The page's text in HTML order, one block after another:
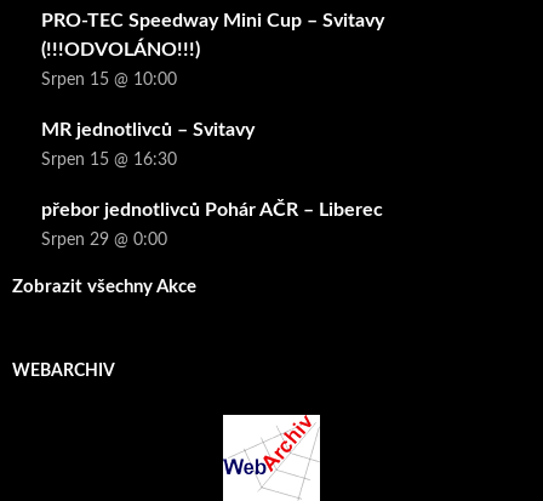
PRO-TEC Speedway Mini Cup – Svitavy
(!!!ODVOLÁNO!!!)
Srpen 15 @ 10:00
MR jednotlivců – Svitavy
Srpen 15 @ 16:30
přebor jednotlivců Pohár AČR – Liberec
Srpen 29 @ 0:00
Zobrazit všechny Akce
WEBARCHIV